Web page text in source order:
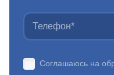
Соглашаюсь на